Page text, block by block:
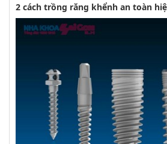
2 cách trồng răng khểnh an toàn